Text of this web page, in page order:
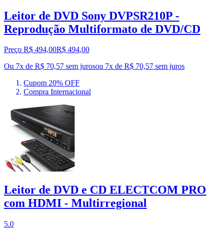
Leitor de DVD Sony DVPSR210P -
Reprodução Multiformato de DVD/CD
Preço R$ 494,00R$ 494,00
Ou 7x de R$ 70,57 sem jurosou 7x de R$ 70,57 sem juros
Cupom 20% OFF
Compra Internacional
Leitor de DVD e CD ELECTCOM PRO
com HDMI - Multirregional
5.0